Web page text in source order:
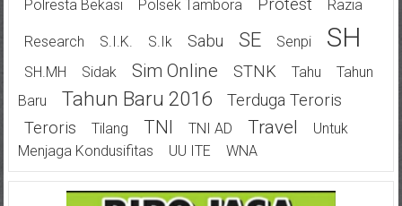
Polresta Bekasi
Polsek Tambora Protest Razia
Research S.I.K. S.Ik Sabu SE Senpi SH
SH.MH Sidak Sim Online STNK Tahu
Tahun
Baru
Tahun Baru 2016
Terduga Teroris
Teroris
Tilang TNI TNI AD Travel
Untuk
Menjaga Kondusifitas
UU ITE WNA